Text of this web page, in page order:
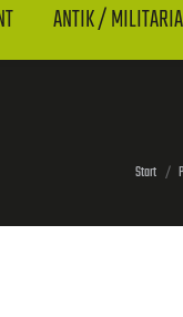
ANTIK / MILITARIA
Sie
Start